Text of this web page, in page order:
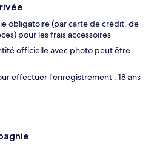
obligatoire (par carte de crédit, de
pour les frais accessoires
officielle avec photo peut être
effectuer l'enregistrement : 18 ans